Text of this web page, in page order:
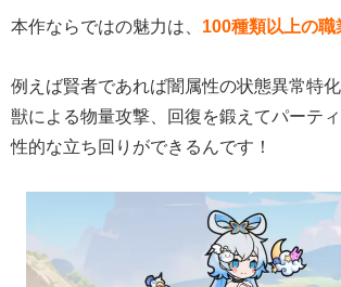
本作ならではの魅力は、 100種類以上の職
例えば賢者であれば闇属性の状態異常特
獣による物量攻撃、回復を鍛えてパーテ
性的な立ち回りができるんです！